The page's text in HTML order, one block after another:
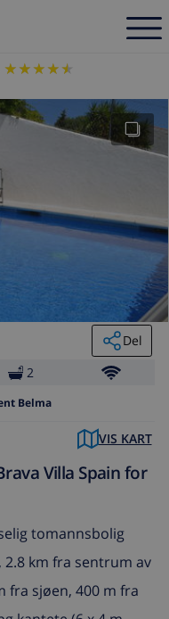
★★★★★
★★★★★
Del
2
Belma
VIS KART
Villa Spain for
tomannsbolig
km fra sentrum av
fra sjøen, 400 m fra